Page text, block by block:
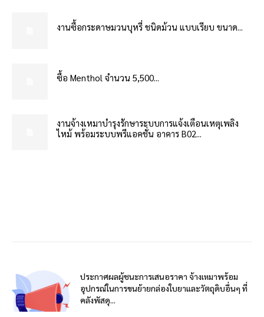
งานซื้อกระดาษมวนบุหรี่ ชนิดม้วน แบบเรียบ ขนาด...
ซื้อ Menthol จำนวน 5,500...
งานจ้างเหมาบำรุงรักษาระบบการแจ้งเตือนเหตุเพลิง
ไหม้ พร้อมระบบพรีแอคชั่น อาคาร B02...
ประกาศผลผู้ชนะการเสนอราคา จ้างเหมาพร้อม
อุปกรณ์ในการขนย้ายกล่องใบยาและวัตถุดิบอื่นๆ ที่
คลังพัสดุ...